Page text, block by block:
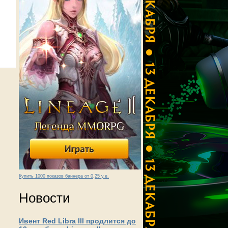
Купить 1000 показов баннера от 0,25 у.е.
Новости
Ивент Red Libra III продлится до